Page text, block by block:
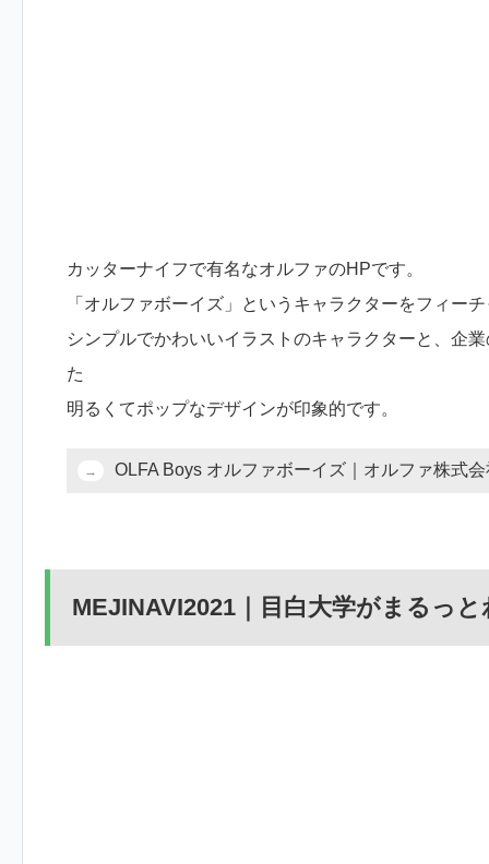
カッターナイフで有名なオルファのHPです。
「オルファボーイズ」というキャラクターをフィー
シンプルでかわいいイラストのキャラクターと、企
た
明るくてポップなデザインが印象的です。
OLFA Boys オルファボーイズ｜オルファ株式
MEJINAVI2021｜目白大学がまるっ